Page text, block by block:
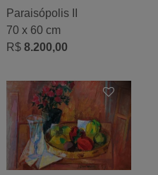
Paraisópolis II
70 x 60 cm
R$ 8.200,00